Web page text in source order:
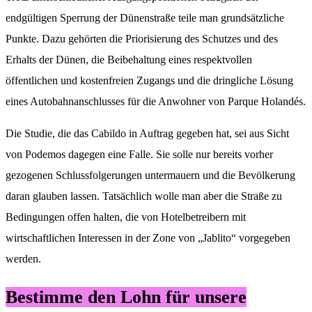
endgültigen Sperrung der Dünenstraße teile man grundsätzliche
Punkte. Dazu gehörten die Priorisierung des Schutzes und des
Erhalts der Dünen, die Beibehaltung eines respektvollen
öffentlichen und kostenfreien Zugangs und die dringliche Lösung
eines Autobahnanschlusses für die Anwohner von Parque Holandés.
Die Studie, die das Cabildo in Auftrag gegeben hat, sei aus Sicht
von Podemos dagegen eine Falle. Sie solle nur bereits vorher
gezogenen Schlussfolgerungen untermauern und die Bevölkerung
daran glauben lassen. Tatsächlich wolle man aber die Straße zu
Bedingungen offen halten, die von Hotelbetreibern mit
wirtschaftlichen Interessen in der Zone von „Jablito“ vorgegeben
werden.
Bestimme den Lohn für unsere